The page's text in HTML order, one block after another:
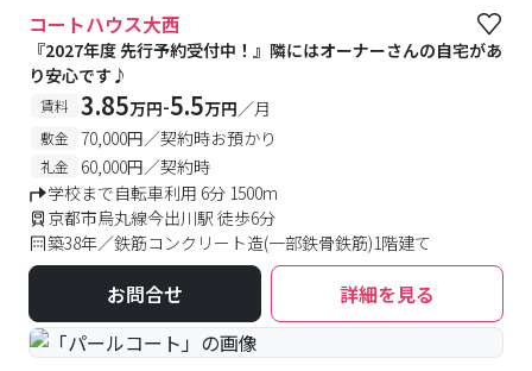
コートハウス大西
『2027年度 先行予約受付中！』隣にはオーナーさんの自宅があ
り安心です♪
賃料 3.85万円-5.5万円／月
敷金 70,000円／契約時お預かり
礼金
60,000円／契約時
学校まで自転車利用 6分 1500m
京都市烏丸線今出川駅 徒歩6分
築38年／鉄筋コンクリート造(一部鉄骨鉄筋)1階建て
お問合せ 詳細を見る